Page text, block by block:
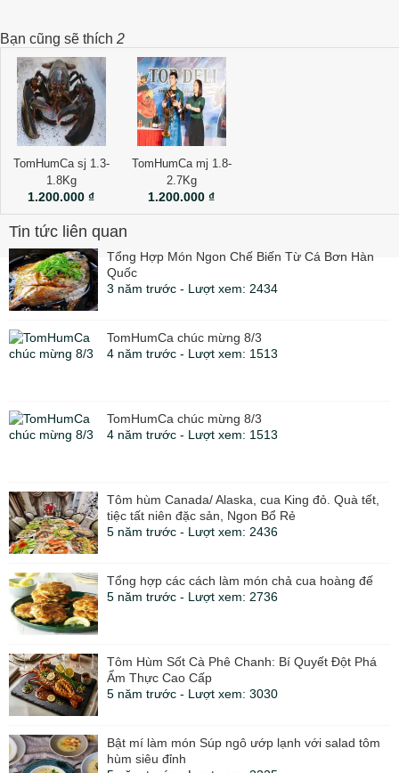
Bạn cũng sẽ thích 2
TomHumCa sj 1.3-
1.8Kg
1.200.000 ₫
TomHumCa mj 1.8-
2.7Kg
1.200.000 ₫
Tin tức liên quan
Tổng Hợp Món Ngon Chế Biến Từ Cá Bơn Hàn
Quốc
3 năm trước - Lượt xem: 2434
TomHumCa chúc mừng 8/3
4 năm trước - Lượt xem: 1513
TomHumCa chúc mừng 8/3
4 năm trước - Lượt xem: 1513
Tôm hùm Canada/ Alaska, cua King đỏ. Quà tết,
tiệc tất niên đặc sản, Ngon Bổ Rẻ
5 năm trước - Lượt xem: 2436
Tổng hợp các cách làm món chả cua hoàng đế
5 năm trước - Lượt xem: 2736
Tôm Hùm Sốt Cà Phê Chanh: Bí Quyết Đột Phá
Ẩm Thực Cao Cấp
5 năm trước - Lượt xem: 3030
Bật mí làm món Súp ngô ướp lạnh với salad tôm
hùm siêu đỉnh